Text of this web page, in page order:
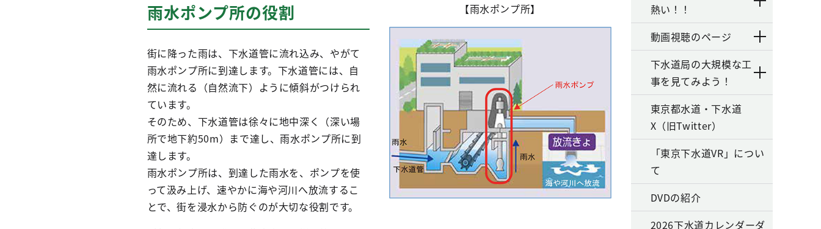
雨水ポンプ所の役割
街に降った雨は、下水道管に流れ込み、やがて
雨水ポンプ所に到達します。下水道管には、自
然に流れる（自然流下）ように傾斜がつけられ
ています。
そのため、下水道管は徐々に地中深く（深い場
所で地下約50m）まで達し、雨水ポンプ所に到
達します。
雨水ポンプ所は、到達した雨水を、ポンプを使
って汲み上げ、速やかに海や河川へ放流するこ
とで、街を浸水から防ぐのが大切な役割です。
【雨水ポンプ所】
熱い！！
動画視聴のページ
下水道局の大規模な工
事を見てみよう！
東京都水道・下水道
X（旧Twitter）
「東京下水道VR」につい
て
DVDの紹介
2026下水道カレンダーダ